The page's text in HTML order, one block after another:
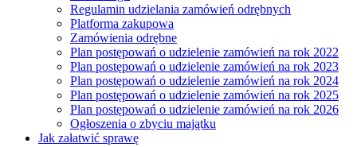
Regulamin udzielania zamówień odrębnych
Platforma zakupowa
Zamówienia odrębne
Plan postępowań o udzielenie zamówień na rok 2022
Plan postępowań o udzielenie zamówień na rok 2023
Plan postępowań o udzielenie zamówień na rok 2024
Plan postępowań o udzielenie zamówień na rok 2025
Plan postępowań o udzielenie zamówień na rok 2026
Ogłoszenia o zbyciu majątku
Jak załatwić sprawę